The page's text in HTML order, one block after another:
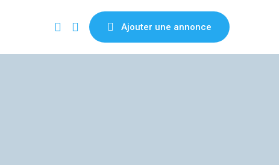
Ajouter une annonce